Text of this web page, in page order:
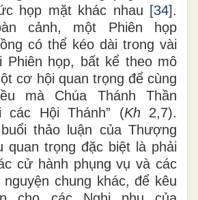
họp mặt khác nhau [34].
cảnh, một Phiên họp
có thể kéo dài trong vài
Phiên họp, bất kể theo mô
cơ hội quan trọng để cùng
mà Chúa Thánh Thần
các Hội Thánh” (Kh2,7).
thảo luận của Thượng
quan trọng đặc biệt là phải
cử hành phụng vụ và các
chung khác, để kêu